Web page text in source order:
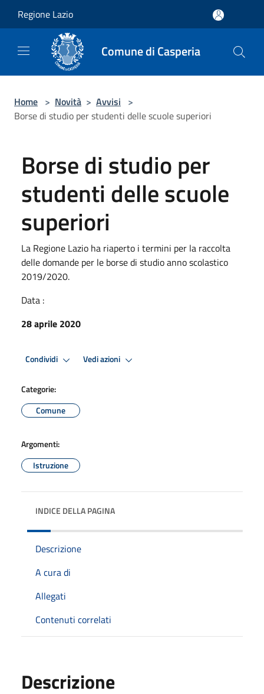
Regione Lazio
Comune di Casperia
Home > Novità > Avvisi >
Borse di studio per studenti delle scuole superiori
Borse di studio per
studenti delle scuole
superiori
La Regione Lazio ha riaperto i termini per la raccolta
delle domande per le borse di studio anno scolastico
2019/2020.
Data :
28 aprile 2020
Condividi Vedi azioni
Categorie:
Comune
Argomenti:
Istruzione
INDICE DELLA PAGINA
Descrizione
A cura di
Allegati
Contenuti correlati
Descrizione